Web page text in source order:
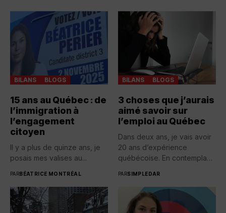
BILANS BLOGS
15 ans au Québec : de
l’immigration à
l’engagement
citoyen
Il y a plus de quinze ans, je
posais mes valises au...
PARBÉATRICE MONTRÉAL
BILANS BLOGS
3 choses que j’aurais
aimé savoir sur
l’emploi au Québec
Dans deux ans, je vais avoir
20 ans d’expérience
québécoise. En contemplant
PARSIMPLEDAR